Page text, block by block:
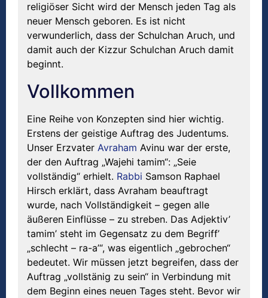
religiöser Sicht wird der Mensch jeden Tag als
neuer Mensch geboren. Es ist nicht
verwunderlich, dass der Schulchan Aruch, und
damit auch der Kizzur Schulchan Aruch damit
beginnt.
Vollkommen
Eine Reihe von Konzepten sind hier wichtig.
Erstens der geistige Auftrag des Judentums.
Unser Erzvater Avraham Avinu war der erste,
der den Auftrag „Wajehi tamim“: „Seie
vollständig“ erhielt. Rabbi Samson Raphael
Hirsch erklärt, dass Avraham beauftragt
wurde, nach Vollständigkeit – gegen alle
äußeren Einflüsse – zu streben. Das Adjektiv’
tamim’ steht im Gegensatz zu dem Begriff’
„schlecht – ra-a’“, was eigentlich „gebrochen“
bedeutet. Wir müssen jetzt begreifen, dass der
Auftrag „vollstänig zu sein“ in Verbindung mit
dem Beginn eines neuen Tages steht. Bevor wir